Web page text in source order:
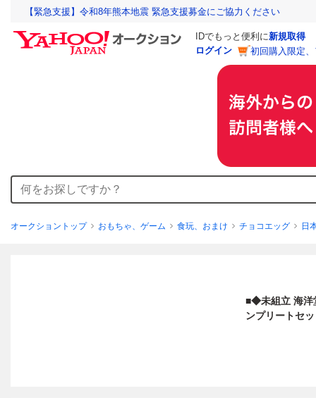
【緊急支援】令和8年熊本地震 緊急支援募金にご協力ください
IDでもっと便利に新規取得
ログイン
初回購入限定
オークショントップ おもちゃ、ゲーム 食玩、おまけ チョコエッグ 日
■◆未組立 海
ンプリートセ